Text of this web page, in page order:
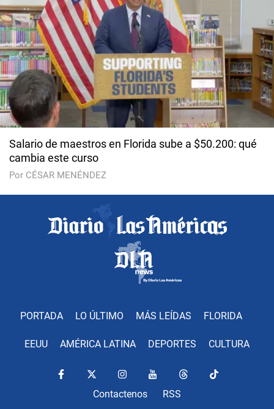
Salario de maestros en Florida sube a $50.200: qué
cambia este curso
Por CÉSAR MENÉNDEZ
PORTADA LO ÚLTIMO MÁS LEÍDAS FLORIDA
EEUU AMÉRICA LATINA DEPORTES CULTURA
Contactenos RSS